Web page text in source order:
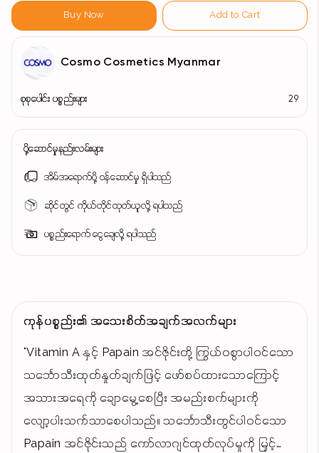
Buy Now Add to Cart
Cosmo Cosmetics Myanmar
စုစုပေါင်း ပစ္စည်းများ 29
ပို့ဆောင်မှုနည်းလမ်းများ
အိမ်အရောက်ပို့ ဝန်ဆောင်မှု ရှိပါသည်
ဆိုင်တွင် ကိုယ်တိုင်ထုတ်ယူလို့ ရပါသည်
ပစ္စည်းရောက် ငွေချေလို့ ရပါသည်
ကုန်ပစ္စည်း၏ အသေးစိတ်အချက်အလက်များ
"Vitamin A နှင့် Papain အင်ဇိုင်းတို့ ကြွယ်ဝစွာပါဝင်သော
သင်္ဘောသီးထုတ်နှုတ်ချက်ဖြင့် ဖော်စပ်ထားသောကြောင့်
အသားအရေကို ချောမွေ့စေပြီး အမည်းစက်များကို
လျော့ပါးသက်သာစေပါသည်။ သင်္ဘောသီးတွင်ပါဝင်သော
Papain အင်ဇိုင်းသည် ကော်လာဂျင်ထုတ်လုပ်မှုကို မြှင့်